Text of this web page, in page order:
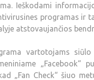
Ieškodami
programas ir
atstovaujančios
vartotojams
„Facebook“
„Fan Check“ šiuo